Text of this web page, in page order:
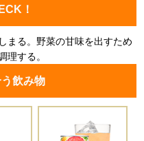
！
まる。野菜の甘味を出すため
理する。
飲み物